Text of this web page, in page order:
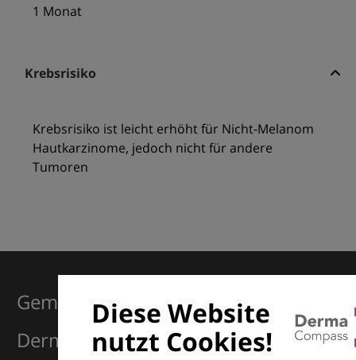
1 Monat
Krebsrisiko
Krebsrisiko ist leicht erhöht für Nicht-Melanom
Hautkarzinome, jedoch nicht für andere
Tumoren
Diese Website
nutzt Cookies!
Gemeinsam für Exzellenz in der
Dermatologie